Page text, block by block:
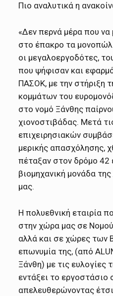
Πιο αναλυτικά η
«Δεν περνά μέρα που να
στο έπακρο τα
οι μεγαλοεργοδότες,
που ψήφισαν και
ΠΑΣΟΚ, με την στήριξη
κομμάτων του
στο νομό Ξάνθης
χιονοστιβάδας. Μετά
επιχειρησιακών
μερικής απασχόλησης,
πέταξαν στον δρόμο 42
βιομηχανική μονάδα
μας.
Η πολυεθνική εταιρία
στην χώρα μας σε
αλλά και σε χώρες των
επωνυμία της, (από
Ξάνθη) με τις ευλογίες
εντάξει το εργοστάσιο
απελευθερώνοντας